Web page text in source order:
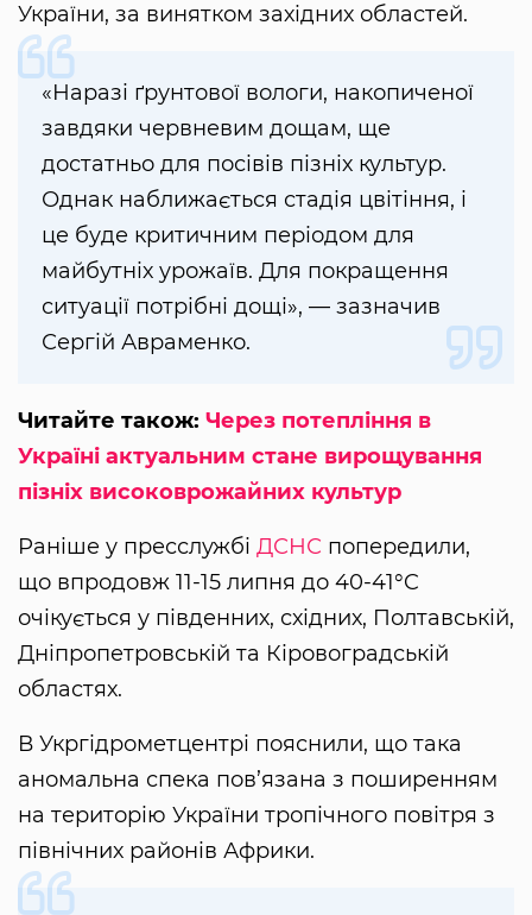
України, за винятком західних областей.
«Наразі ґрунтової вологи, накопиченої
завдяки червневим дощам, ще
достатньо для посівів пізніх культур.
Однак наближається стадія цвітіння, і
це буде критичним періодом для
майбутніх урожаїв. Для покращення
ситуації потрібні дощі», — зазначив
Сергій Авраменко.
Читайте також: Через потепління в
Україні актуальним стане вирощування
пізніх високоврожайних культур
Раніше у пресслужбі ДСНС попередили,
що впродовж 11-15 липня до 40-41°C
очікується у південних, східних, Полтавській,
Дніпропетровській та Кіровоградській
областях.
В Укргідрометцентрі пояснили, що така
аномальна спека пов’язана з поширенням
на територію України тропічного повітря з
північних районів Африки.